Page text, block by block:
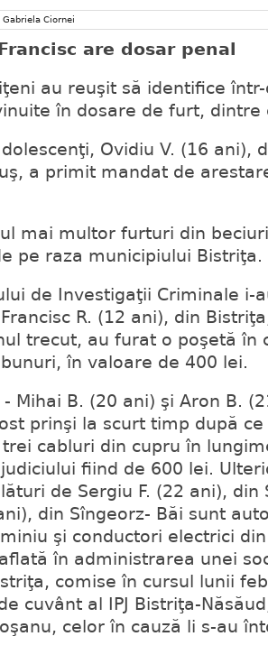
Gabriela Ciornei
are dosar penal
au reuşit să identifice
în dosare de furt,
Ovidiu V. (16 ani),
a primit mandat de
mai multor furturi din
pe raza municipiului Bistriţa.
de Investigaţii Criminale i-
R. (12 ani), din
trecut, au furat o poşetă în
în valoare de 400 lei.
Mihai B. (20 ani) şi Aron B.
prinşi la scurt timp după
cabluri din cupru în
fiind de 600 lei.
de Sergiu F. (22 ani), din
din Sîngeorz- Băi sunt
şi conductori electrici
în administrarea unei
comise în cursul lunii
cuvânt al IPJ Bistriţa-
celor în cauză li s-au